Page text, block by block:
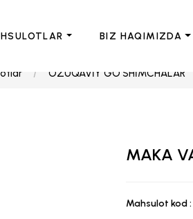
BIZ HAQIMIZDA
OZUQAVİY GO'SHİMCHALAR
MAKA
Mahsulot kod :